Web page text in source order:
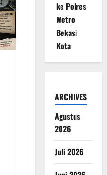
ke Polres
Metro
Bekasi
Kota
ARCHIVES
Agustus
2026
Juli 2026